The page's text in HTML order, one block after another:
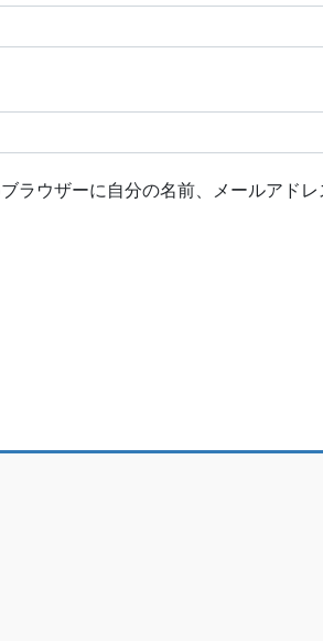
ラウザーに自分の名前、メールアドレ